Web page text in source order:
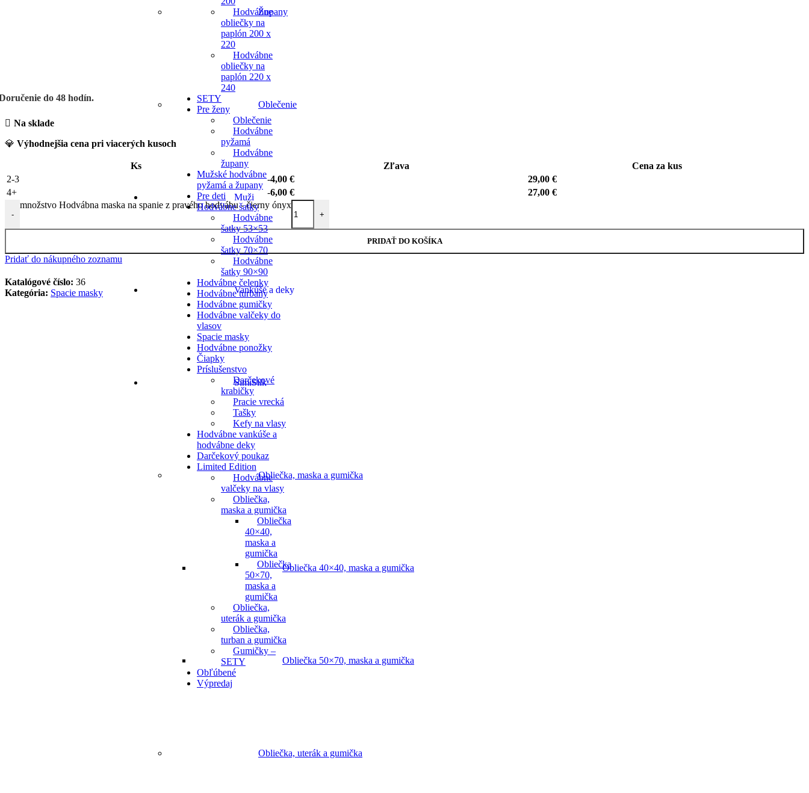
Župany
Oblečenie
Muži
Vankúše a deky
SimiSilk
Obliečka, maska a gumička
Obliečka 40×40, maska a gumička
Obliečka 50×70, maska a gumička
Obliečka, uterák a gumička
Hodvábne
obliečky na
paplón 200 x
220
Hodvábne
obliečky na
paplón 220 x
240
SETY
Pre ženy
Oblečenie
Hodvábne
pyžamá
Hodvábne
župany
Mužské hodvábne
pyžamá a župany
Pre deti
Hodvábne šatky
Hodvábne
šatky 53×53
Hodvábne
šatky 70×70
Hodvábne
šatky 90×90
Hodvábne čelenky
Hodvábne turbany
Hodvábne gumičky
Hodvábne valčeky do
vlasov
Spacie masky
Hodvábne ponožky
Čiapky
Príslušenstvo
Darčekové
krabičky
Pracie vrecká
Tašky
Kefy na vlasy
Hodvábne vankúše a
hodvábne deky
Darčekový poukaz
Limited Edition
Hodvábne
valčeky na vlasy
Obliečka,
maska a gumička
Obliečka
40×40,
maska a
gumička
Obliečka
50×70,
maska a
gumička
Obliečka,
uterák a gumička
Obliečka,
turban a gumička
Gumičky –
SETY
Obľúbené
Výpredaj
do 48 hodín.
Na sklade
💎 Výhodnejšia cena pri viacerých kusoch
Ks Zľava
Cena za kus
2-3
-4,00 € 29,00 €
4+
-6,00 € 27,00 €
-
množstvo Hodvábna maska na spanie z pravého hodvábu - čierny ónyx
+
PRIDAŤ DO KOŠÍKA
Pridať do nákupného zoznamu
Katalógové číslo: 36
Kategória: Spacie masky